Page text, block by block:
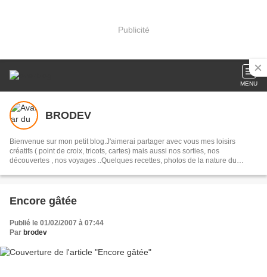
Publicité
MENU
BRODEV
Bienvenue sur mon petit blog.J'aimerai partager avec vous mes loisirs
créatifs ( point de croix, tricots, cartes) mais aussi nos sorties, nos
découvertes , nos voyages ..Quelques recettes, photos de la nature du
Encore gâtée
Publié le 01/02/2007 à 07:44
Par brodev